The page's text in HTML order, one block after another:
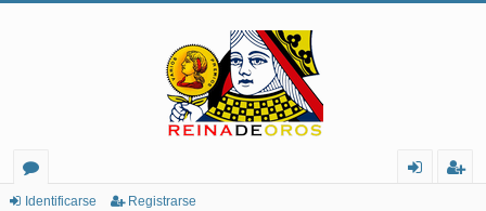
or
Identificarse Registrarse